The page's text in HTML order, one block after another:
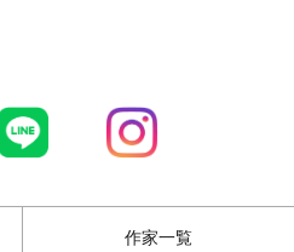
作家一覧